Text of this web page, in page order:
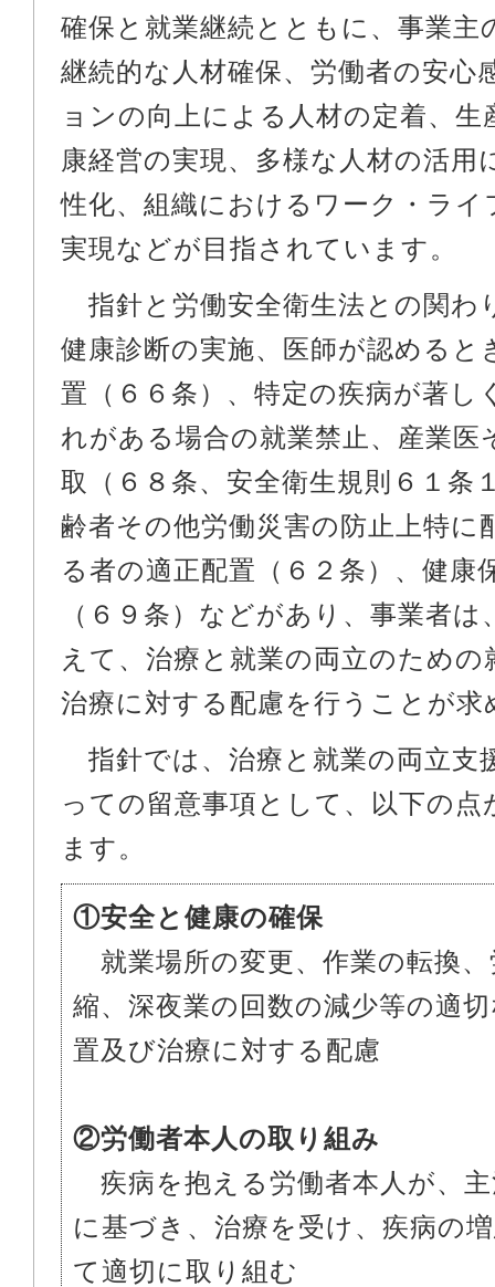
確保と就業継続とともに、事業主
継続的な人材確保、労働者の安心
ョンの向上による人材の定着、生
康経営の実現、多様な人材の活用
性化、組織におけるワーク・ラ
実現などが目指されています。
指針と労働安全衛生法との関わ
健康診断の実施、医師が認めると
置（６６条）、特定の疾病が著し
れがある場合の就業禁止、産業医
取（６８条、安全衛生規則６１条
齢者その他労働災害の防止上特に
る者の適正配置（６２条）、健康
（６９条）などがあり、事業者
えて、治療と就業の両立のための
治療に対する配慮を行うことが求
指針では、治療と就業の両立支
っての留意事項として、以下の
ます。
①安全と健康の確保
就業場所の変更、作業の転換、
縮、深夜業の回数の減少等の適
置及び治療に対する配慮
②労働者本人の取り組み
疾病を抱える労働者本人が、
に基づき、治療を受け、疾病の
て適切に取り組む